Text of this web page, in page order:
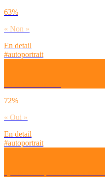
63%
« Non »
En detail
#autoportrait
72%
« Oui »
En detail
#autoportrait